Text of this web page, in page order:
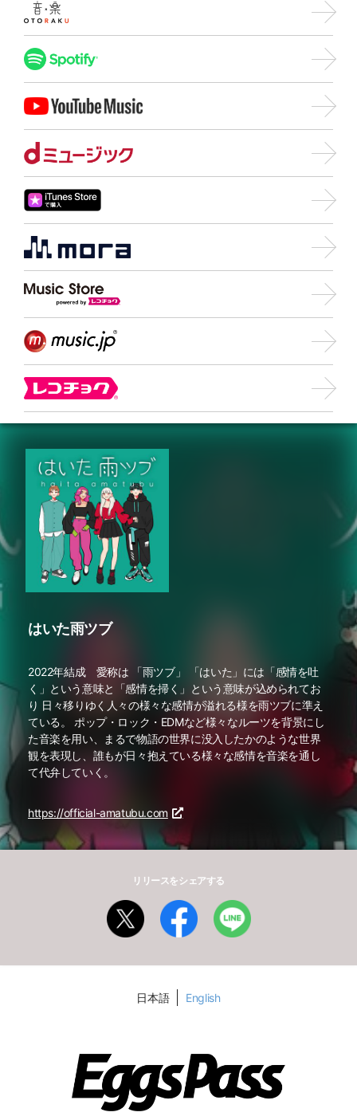
はいた雨ツブ
2022年結成 愛称は 「雨ツブ」 「はいた」には「感情を吐
く」という意味と「感情を掃く」という意味が込められてお
り 日々移りゆく人々の様々な感情が溢れる様を雨ツブに準え
ている。 ポップ・ロック・EDMなど様々なルーツを背景にし
た音楽を用い、まるで物語の世界に没入したかのような世界
観を表現し、誰もが日々抱えている様々な感情を音楽を通し
て代弁していく。
https://official-amatubu.com
リリースをシェアする
日本語 English